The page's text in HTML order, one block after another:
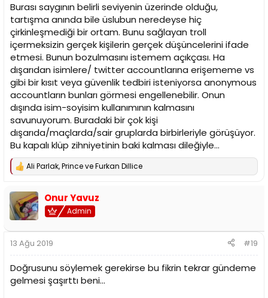
Burası saygının belirli seviyenin üzerinde olduğu,
tartışma anında bile üslubun neredeyse hiç
çirkinleşmediği bir ortam. Bunu sağlayan troll
içermeksizin gerçek kişilerin gerçek düşüncelerini ifade
etmesi. Bunun bozulmasını istemem açıkçası. Ha
dışarıdan isimlere/ twitter accountlarına erişememe vs
gibi bir kısıt veya güvenlik tedbiri isteniyorsa anonymous
accountların bunları görmesi engellenebilir. Onun
dışında isim-soyisim kullanımının kalmasını
savunuyorum. Buradaki bir çok kişi
dışarıda/maçlarda/sair gruplarda birbirleriyle görüşüyor.
Bu kapalı klüp zihniyetinin baki kalması dileğiyle...
T
p
k
i
l
:
Ali Parlak,PrinceveFurkan Dillice
Onur Yavuz
Admin
13 Ağu 2019 #19
Doğrusunu söylemek gerekirse bu fikrin tekrar gündeme
gelmesi şaşırttı beni...